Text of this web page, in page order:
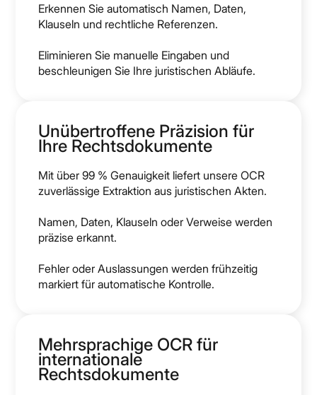
Erkennen Sie automatisch Namen, Daten,
Klauseln und rechtliche Referenzen.
Eliminieren Sie manuelle Eingaben und
beschleunigen Sie Ihre juristischen Abläufe.
Unübertroffene Präzision für
Ihre Rechtsdokumente
Mit über 99 % Genauigkeit liefert unsere OCR
zuverlässige Extraktion aus juristischen Akten.
Namen, Daten, Klauseln oder Verweise werden
präzise erkannt.
Fehler oder Auslassungen werden frühzeitig
markiert für automatische Kontrolle.
Mehrsprachige OCR für
internationale
Rechtsdokumente